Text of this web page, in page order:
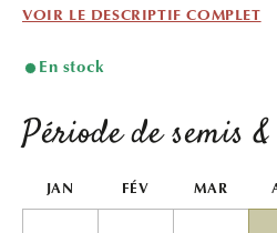
VOIR LE DESCRIPTIF COMPLET
En stock
Période de semis
JAN FÉV MAR